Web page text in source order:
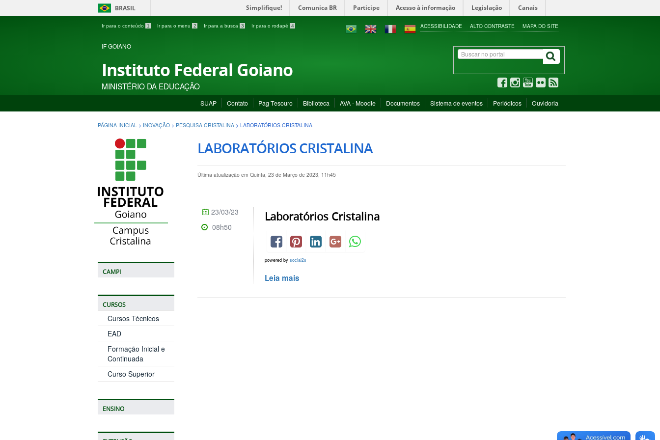
BRASIL Simplifique! Comunica BR Participe Acesso à informação Legislação Canais
Ir para o conteúdo 1 Ir para o menu 2 Ir para a busca 3 Ir para o rodapé 4 ACESSIBILIDADE ALTO CONTRASTE MAPA DO SITE
IF GOIANO
Instituto Federal Goiano
MINISTÉRIO DA EDUCAÇÃO
SUAP Contato Pag Tesouro Biblioteca AVA - Moodle Documentos Sistema de eventos Periódicos Ouvidoria
PÁGINA INICIAL > INOVAÇÃO > PESQUISA CRISTALINA > LABORATÓRIOS CRISTALINA
CAMPI
CURSOS
Cursos Técnicos
EAD
Formação Inicial e
Continuada
Curso Superior
ENSINO
LABORATÓRIOS CRISTALINA
Última atualização em Quinta, 23 de Março de 2023, 11h45
Laboratórios Cristalina
powered bysocial2s
Leia mais
23/03/23
08h50